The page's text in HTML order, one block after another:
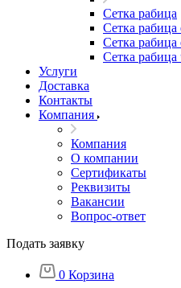
Сетка рабица
Сетка
Сетка
Сетка рабица
Услуги
Доставка
Контакты
Компания
Компания
О компании
Сертификаты
Реквизиты
Вакансии
Вопрос-ответ
Подать заявку
0 Корзина